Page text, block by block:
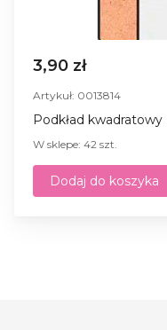
3,90 zł
Artykuł: 0013814
Podkład
W sklepe: 42 szt.
Dodaj do koszyka